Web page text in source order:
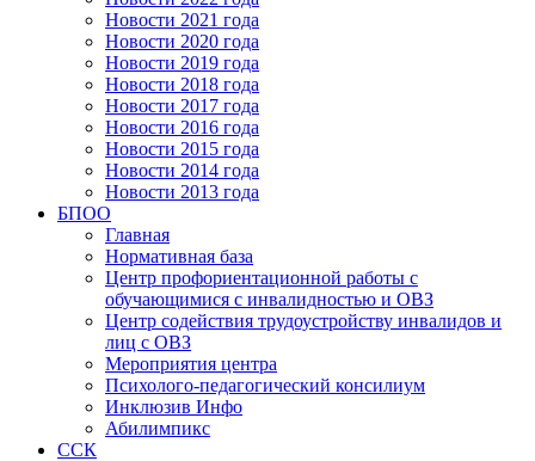
Новости 2021 года
Новости 2020 года
Новости 2019 года
Новости 2018 года
Новости 2017 года
Новости 2016 года
Новости 2015 года
Новости 2014 года
Новости 2013 года
БПОО
Главная
Нормативная база
Центр профориентационной работы с
обучающимися с инвалидностью и ОВЗ
Центр содействия трудоустройству инвалидов и
лиц с ОВЗ
Мероприятия центра
Психолого-педагогический консилиум
Инклюзив Инфо
Абилимпикс
ССК